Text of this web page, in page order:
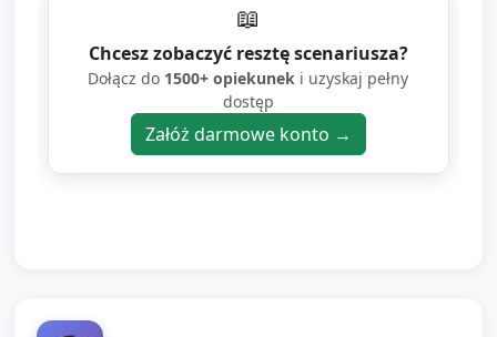
Rozdać dzieciom po 1–2 dużych elementach puzzli
(pierw elementy proste, 2–3 części). Pozwolić
dotknąć, pobawić się teksturą (karton, naklejka),
obejrzeć z różnych stron.
Opiekun nazywa elementy, zachęca do powtarzania:
Poprosić dzieci, aby spróbowały dopasować
📖
Chcesz zobaczyć resztę scenariusza?
Dołącz do 1500+ opiekunek i uzyskaj pełny
dostęp
Załóż darmowe konto →